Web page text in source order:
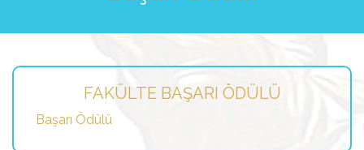
FAKÜLTE BAŞARI ÖDÜLÜ
Başarı Ödülü